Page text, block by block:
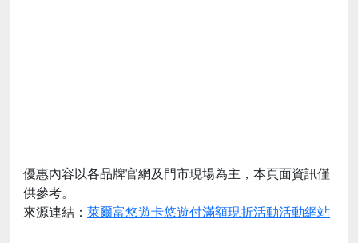
優惠內容以各品牌官網及門市現場為主，本頁面資訊僅
供參考。
來源連結： 萊爾富悠遊卡悠遊付滿額現折活動活動網站